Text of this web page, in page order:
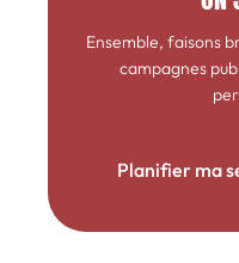
Ensemble, faisons
campagnes
Planifier ma